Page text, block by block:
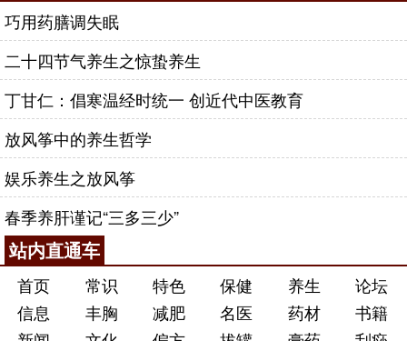
巧用药膳调失眠
二十四节气养生之惊蛰养生
丁甘仁：倡寒温经时统一 创近代中医教育
放风筝中的养生哲学
娱乐养生之放风筝
春季养肝谨记“三多三少”
站内直通车
首页 常识 特色 保健 养生
论坛
信息
丰胸 减肥 名医 药材
书籍